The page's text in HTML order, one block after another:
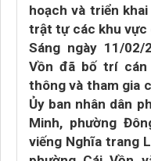
hoạch và triển
trật tự các khu vực
Sáng ngày 11/02/
Vồn đã bố trí
thông và tham gia
Ủy ban nhân dân
Minh, phường
viếng Nghĩa trang